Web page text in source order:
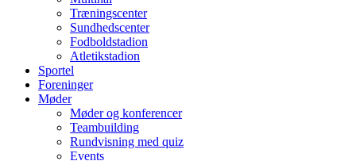
Træningscenter
Sundhedscenter
Fodboldstadion
Atletikstadion
Sportel
Foreninger
Møder
Møder og konferencer
Teambuilding
Rundvisning med quiz
Events